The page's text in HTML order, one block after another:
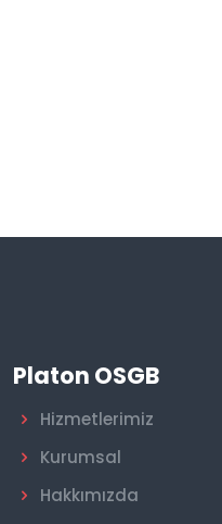
Platon OSGB
Hizmetlerimiz
Kurumsal
Hakkımızda